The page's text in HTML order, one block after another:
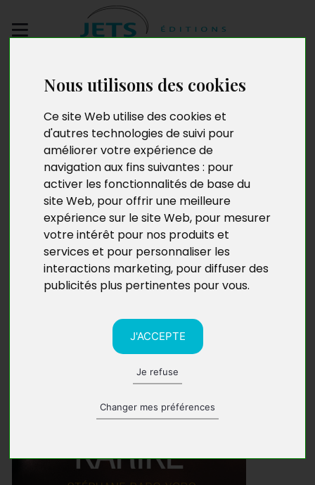
Nous utilisons des cookies
Ce site Web utilise des cookies et
d'autres technologies de suivi pour
améliorer votre expérience de
navigation aux fins suivantes : pour
activer les fonctionnalités de base du
site Web, pour offrir une meilleure
expérience sur le site Web, pour mesurer
votre intérêt pour nos produits et
services et pour personnaliser les
interactions marketing, pour diffuser des
publicités plus pertinentes pour vous.
J'ACCEPTE
Je refuse
Changer mes préférences
manuscrit
Nina Kariké